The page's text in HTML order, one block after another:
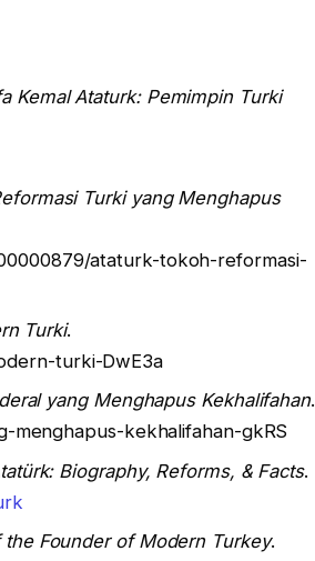
Kemal Ataturk: Pemimpin Turki
Turki yang Menghapus
ataturk-tokoh-reformasi-
Turki.
turki-DwE3a
yang Menghapus Kekhalifahan.
menghapus-kekhalifahan-gkRS
Biography, Reforms, & Facts.
Founder of Modern Turkey.